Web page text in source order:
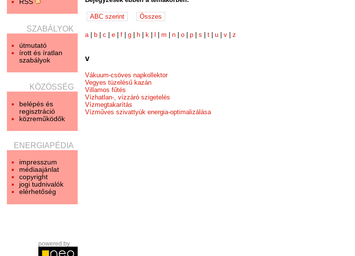
SZABÁLYOK
útmutató
írott és íratlan
szabályok
KÖZÖSSÉG
belépés és
regisztráció
közreműködők
ENERGIAPÉDIA
impresszum
médiaajánlat
copyright
jogi tudnivalók
elérhetőség
powered by
a b |c |e |f |g h k |m |n |o |p |s |t |u |v |z
v
Vákuum-csöves napkollektor
Vegyes tüzelésű kazán
Villamos fűtés
Vízhatlan-, vízzáró szigetelés
Vízmegtakarítás
Vízműves szivattyúk energia-optimalizálása